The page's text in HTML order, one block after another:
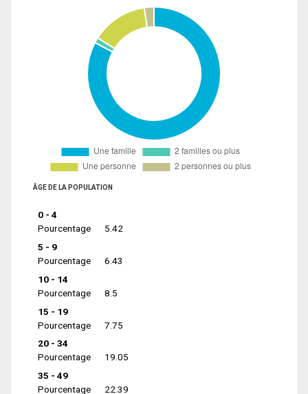
ÂGE DE LA POPULATION
0 - 4
Pourcentage
5.42
5 - 9
Pourcentage
6.43
10 - 14
Pourcentage
8.5
15 - 19
Pourcentage
7.75
20 - 34
Pourcentage
19.05
35 - 49
Pourcentage
22.39